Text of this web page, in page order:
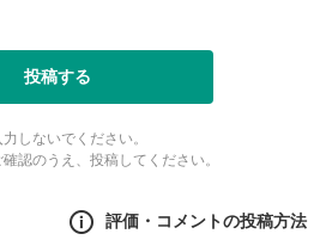
投稿する
しないでください。
認のうえ、投稿してください。
評価・コメントの投稿方法